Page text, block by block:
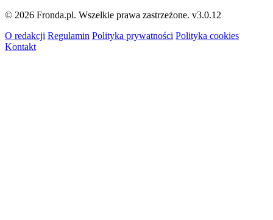
© 2026 Fronda.pl. Wszelkie prawa zastrzeżone. v3.0.12
O redakcji Regulamin Polityka prywatności Polityka cookies
Kontakt